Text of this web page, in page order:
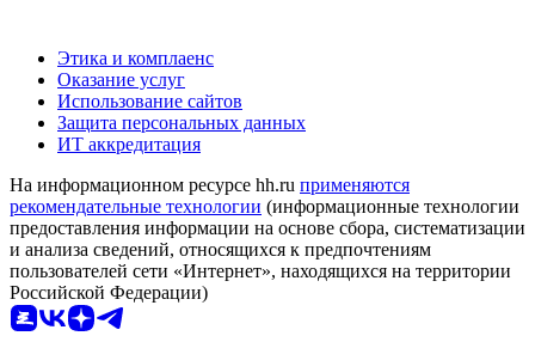
Этика и комплаенс
Оказание услуг
Использование сайтов
Защита персональных данных
ИТ аккредитация
На информационном ресурсе hh.ru применяются
рекомендательные технологии (информационные технологии
предоставления информации на основе сбора, систематизации
и анализа сведений, относящихся к предпочтениям
пользователей сети «Интернет», находящихся на территории
Российской Федерации)